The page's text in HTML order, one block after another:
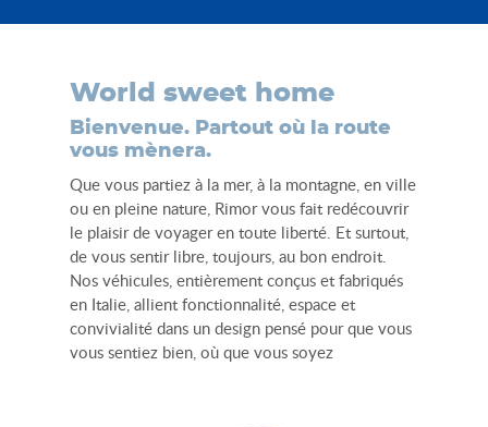
World sweet home
Bienvenue. Partout où la route
vous mènera.
Que vous partiez à la mer, à la montagne, en ville
ou en pleine nature, Rimor vous fait redécouvrir
le plaisir de voyager en toute liberté. Et surtout,
de vous sentir libre, toujours, au bon endroit.
Nos véhicules, entièrement conçus et fabriqués
en Italie, allient fonctionnalité, espace et
convivialité dans un design pensé pour que vous
vous sentiez bien, où que vous soyez